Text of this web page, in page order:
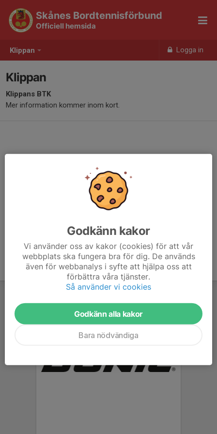
Klippan Logga in
Skånes Bordtennisförbund
Officiell hemsida
Klippan
Klippans BTK
Mer information kommer inom kort.
Godkänn kakor
Vi använder oss av kakor (cookies) för att vår
webbplats ska fungera bra för dig. De används
även för webbanalys i syfte att hjälpa oss att
förbättra våra tjänster.
Så använder vi cookies
Godkänn alla kakor
Bara nödvändiga